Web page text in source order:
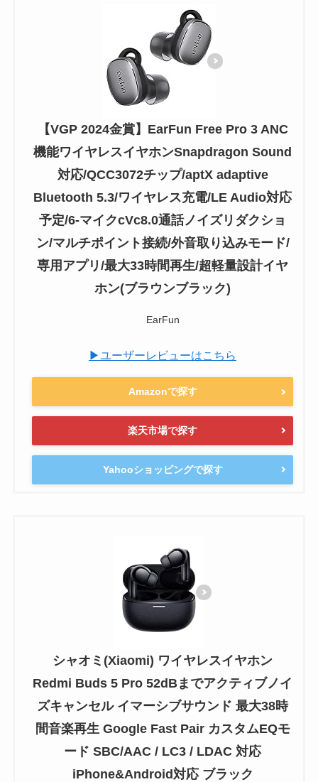
【VGP 2024金賞】EarFun Free Pro 3 ANC
機能ワイヤレスイヤホンSnapdragon Sound
対応/QCC3072チップ/aptX adaptive
Bluetooth 5.3/ワイヤレス充電/LE Audio対応
予定/6-マイクcVc8.0通話ノイズリダクショ
ン/マルチポイント接続/外音取り込みモード/
専用アプリ/最大33時間再生/超軽量設計イヤ
ホン(ブラウンブラック)
EarFun
▶ユーザーレビューはこちら
Amazonで探す
楽天市場で探す
Yahooショッピングで探す
シャオミ(Xiaomi) ワイヤレスイヤホン
Redmi Buds 5 Pro 52dBまでアクティブノイ
ズキャンセル イマーシブサウンド 最大38時
間音楽再生 Google Fast Pair カスタムEQモ
ード SBC/AAC / LC3 / LDAC 対応
iPhone&Android対応 ブラック